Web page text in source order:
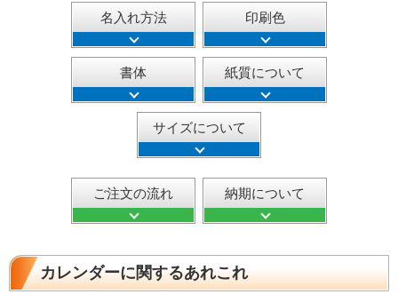
名入れ方法 印刷色
書体 紙質について
サイズについて
ご注文の流れ 納期について
カレンダーに関するあれこれ